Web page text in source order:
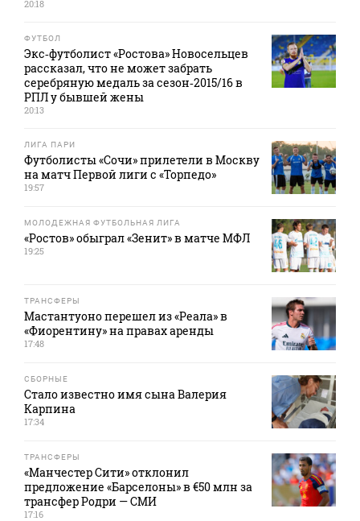
20:18
ФУТБОЛ
Экс‑футболист «Ростова» Новосельцев
рассказал, что не может забрать
серебряную медаль за сезон‑2015/16 в
РПЛ у бывшей жены
20:13
ЛИГА ПАРИ
Футболисты «Сочи» прилетели в Москву
на матч Первой лиги с «Торпедо»
19:57
МОЛОДЕЖНАЯ ФУТБОЛЬНАЯ ЛИГА
«Ростов» обыграл «Зенит» в матче МФЛ
19:25
ТРАНСФЕРЫ
Мастантуоно перешел из «Реала» в
«Фиорентину» на правах аренды
17:48
СБОРНЫЕ
Стало известно имя сына Валерия
Карпина
17:34
ТРАНСФЕРЫ
«Манчестер Сити» отклонил
предложение «Барселоны» в €50 млн за
трансфер Родри — СМИ
17:16